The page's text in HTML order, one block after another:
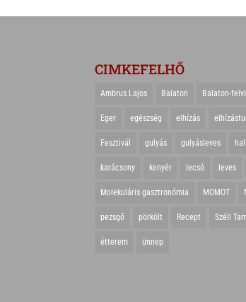
CIMKEFELHŐ
Ambrus Lajos Balaton Balaton-
Eger egészség elhízás
Fesztivál gulyás gulyásleves hal
karácsony kenyér lecsó leves
Molekuláris gasztronómia MOMOT
pezsgő pörkölt Recept Széll
étterem ünnep